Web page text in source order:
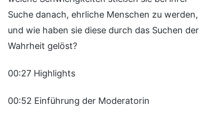
Suche danach, ehrliche Menschen zu werden,
und wie haben sie diese durch das Suchen der
Wahrheit gelöst?
00:27 Highlights
00:52 Einführung der Moderatorin